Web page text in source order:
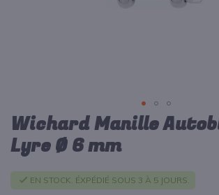
Passer
au
début
la
Galerie
Wichard Manille
Lyre Ø 6 mm
EN STOCK. ÉXPÉDIÉ SOUS 3 À 5 JOURS.